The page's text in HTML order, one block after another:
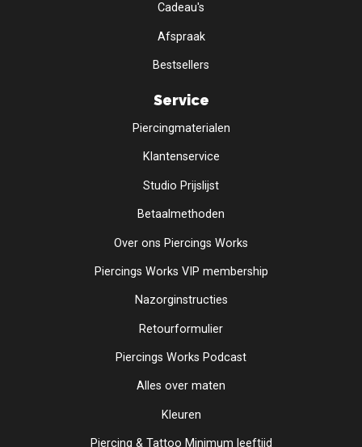
Cadeau's
Afspraak
Bestsellers
Service
Piercingmaterialen
Klantenservice
Studio Prijslijst
Betaalmethoden
Over ons Piercings Works
Piercings Works VIP membership
Nazorginstructies
Retourformulier
Piercings Works Podcast
Alles over maten
Kleuren
Piercing & Tattoo Minimum leeftijd